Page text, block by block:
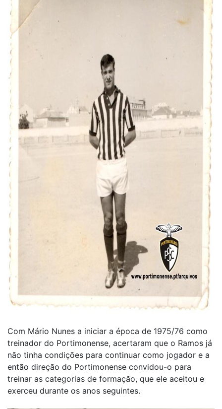
Com Mário Nunes a iniciar a época de 1975/76 como
treinador do Portimonense, acertaram que o Ramos já
não tinha condições para continuar como jogador e a
então direção do Portimonense convidou-o para
treinar as categorias de formação, que ele aceitou e
exerceu durante os anos seguintes.